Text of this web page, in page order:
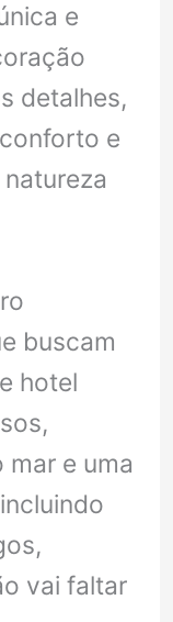
e
detalhes,
e
buscam
hotel
e uma
vai faltar